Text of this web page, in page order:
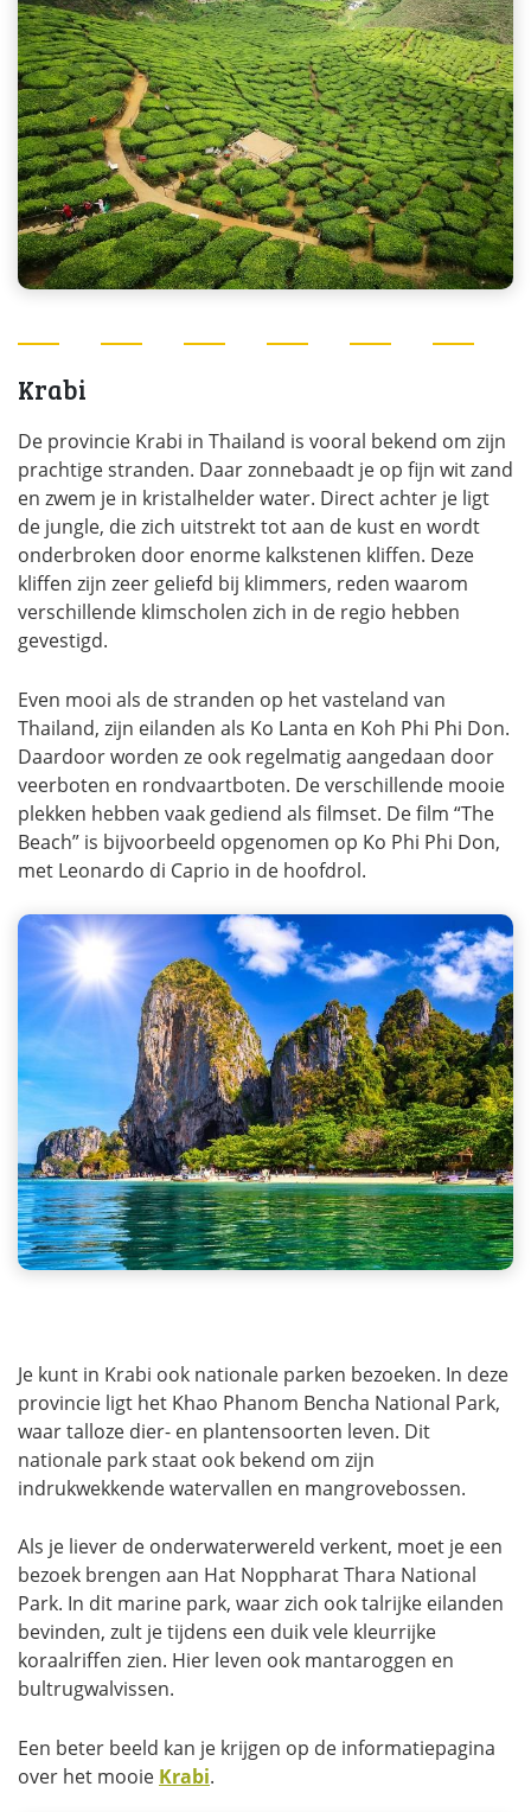
Krabi
De provincie Krabi in Thailand is vooral bekend om zijn
prachtige stranden. Daar zonnebaadt je op fijn wit zand
en zwem je in kristalhelder water. Direct achter je ligt
de jungle, die zich uitstrekt tot aan de kust en wordt
onderbroken door enorme kalkstenen kliffen. Deze
kliffen zijn zeer geliefd bij klimmers, reden waarom
verschillende klimscholen zich in de regio hebben
gevestigd.
Even mooi als de stranden op het vasteland van
Thailand, zijn eilanden als Ko Lanta en Koh Phi Phi Don.
Daardoor worden ze ook regelmatig aangedaan door
veerboten en rondvaartboten. De verschillende mooie
plekken hebben vaak gediend als filmset. De film “The
Beach” is bijvoorbeeld opgenomen op Ko Phi Phi Don,
met Leonardo di Caprio in de hoofdrol.
Je kunt in Krabi ook nationale parken bezoeken. In deze
provincie ligt het Khao Phanom Bencha National Park,
waar talloze dier- en plantensoorten leven. Dit
nationale park staat ook bekend om zijn
indrukwekkende watervallen en mangrovebossen.
Als je liever de onderwaterwereld verkent, moet je een
bezoek brengen aan Hat Noppharat Thara National
Park. In dit marine park, waar zich ook talrijke eilanden
bevinden, zult je tijdens een duik vele kleurrijke
koraalriffen zien. Hier leven ook mantaroggen en
bultrugwalvissen.
Een beter beeld kan je krijgen op de informatiepagina
over het mooie Krabi.